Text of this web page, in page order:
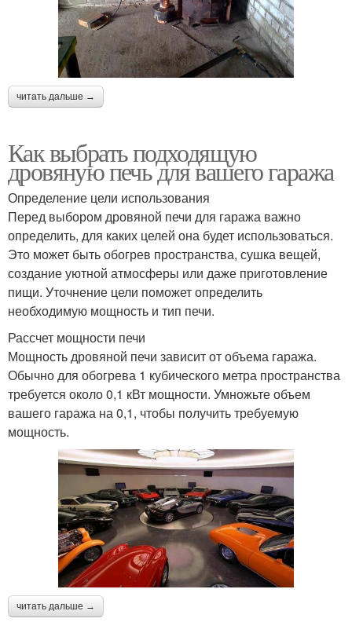
читать дальше →
Как выбрать подходящую
дровяную печь для вашего гаража
Определение цели использования
Перед выбором дровяной печи для гаража важно
определить, для каких целей она будет использоваться.
Это может быть обогрев пространства, сушка вещей,
создание уютной атмосферы или даже приготовление
пищи. Уточнение цели поможет определить
необходимую мощность и тип печи.
Рассчет мощности печи
Мощность дровяной печи зависит от объема гаража.
Обычно для обогрева 1 кубического метра пространства
требуется около 0,1 кВт мощности. Умножьте объем
вашего гаража на 0,1, чтобы получить требуемую
мощность.
читать дальше →